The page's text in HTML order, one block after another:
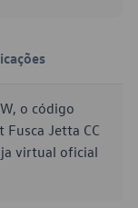
o código
Jetta CC
virtual oficial